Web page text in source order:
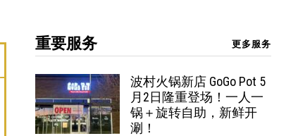
重要服务 更多服务
波村火锅新店 GoGo Pot 5
月2日隆重登场！一人一
锅＋旋转自助，新鲜开
涮！